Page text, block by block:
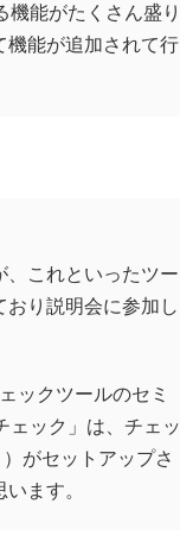
能がたくさん盛り
機能が追加されて行
、これといったツー
り説明会に参加し
ックツールのセミ
ェック」は、チェッ
がセットアップさ
ます。